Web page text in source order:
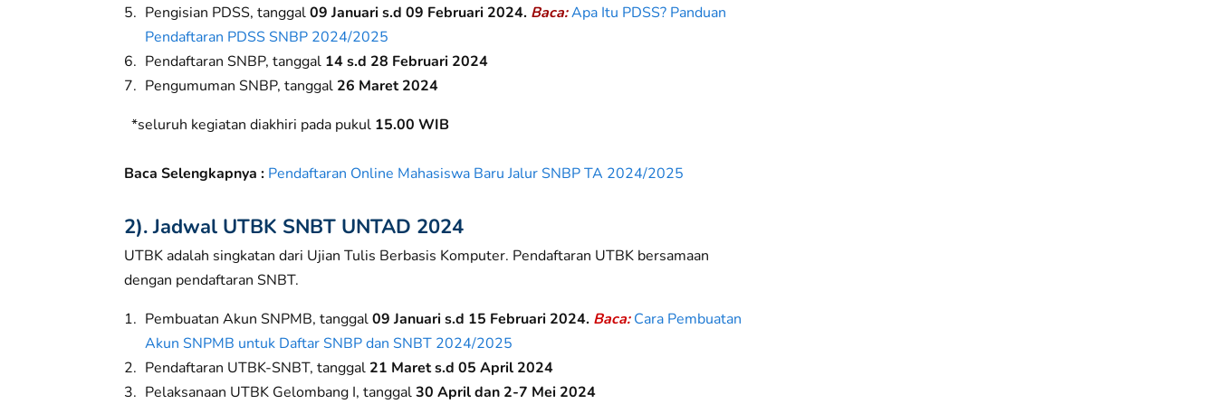
Pengisian PDSS, tanggal09 Januari s.d 09 Februari 2024. Baca:Apa Itu PDSS? Panduan
Pendaftaran PDSS SNBP 2024/2025
Pendaftaran SNBP, tanggal 14 s.d 28 Februari 2024
Pengumuman SNBP, tanggal 26 Maret 2024
*seluruh kegiatan diakhiri pada pukul 15.00 WIB
Baca Selengkapnya : Pendaftaran Online Mahasiswa Baru Jalur SNBP TA 2024/2025
2). Jadwal UTBK SNBT UNTAD 2024
UTBK adalah singkatan dari Ujian Tulis Berbasis Komputer. Pendaftaran UTBK bersamaan
dengan pendaftaran SNBT.
Pembuatan Akun SNPMB, tanggal09 Januari s.d 15 Februari 2024. Baca: Cara Pembuatan
Akun SNPMB untuk Daftar SNBP dan SNBT 2024/2025
Pendaftaran UTBK-SNBT, tanggal 21 Maret s.d 05 April 2024
Pelaksanaan UTBK Gelombang I, tanggal30 April dan 2-7 Mei 2024